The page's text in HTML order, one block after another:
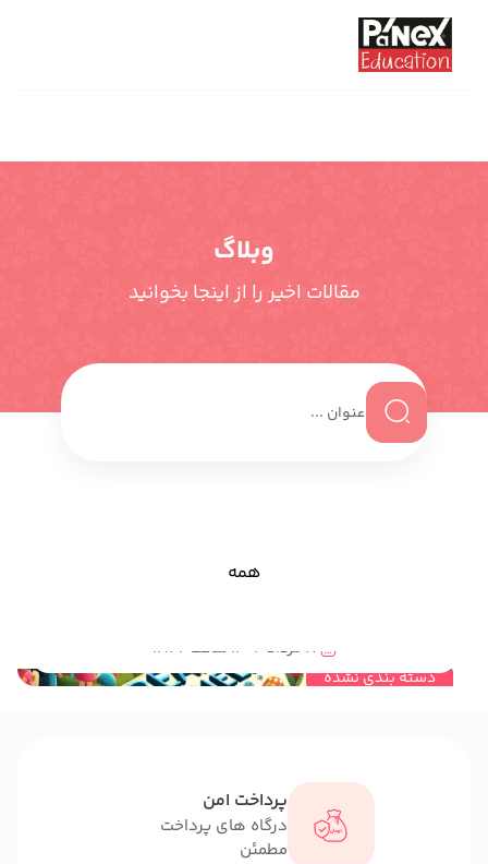
وبلاگ
مقالات اخیر را از اینجا بخوانید
همه
دسته بندی نشده
17 مرداد 1404 ساعت 12:42
پرداخت امن
درگاه های پرداخت
مطمئن